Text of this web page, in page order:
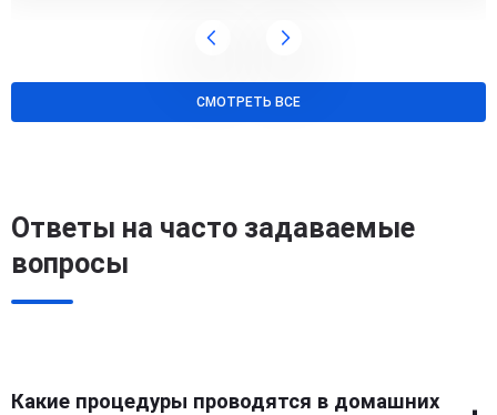
СМОТРЕТЬ ВСЕ
Ответы на часто задаваемые
вопросы
Какие процедуры проводятся в домашних